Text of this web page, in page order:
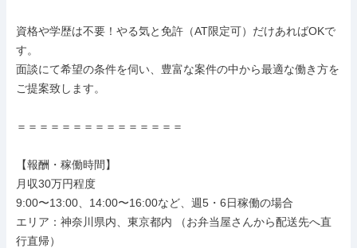
資格や学歴は不要！やる気と免許（AT限定可）だけあればOKで
す。
面談にて希望の条件を伺い、豊富な案件の中から最適な働き方を
ご提案致します。
＝＝＝＝＝＝＝＝＝＝＝＝＝＝＝
【報酬・稼働時間】
月収30万円程度
9:00〜13:00、14:00〜16:00など、週5・6日稼働の場合
エリア：神奈川県内、東京都内 （お弁当屋さんから配送先へ直
行直帰）